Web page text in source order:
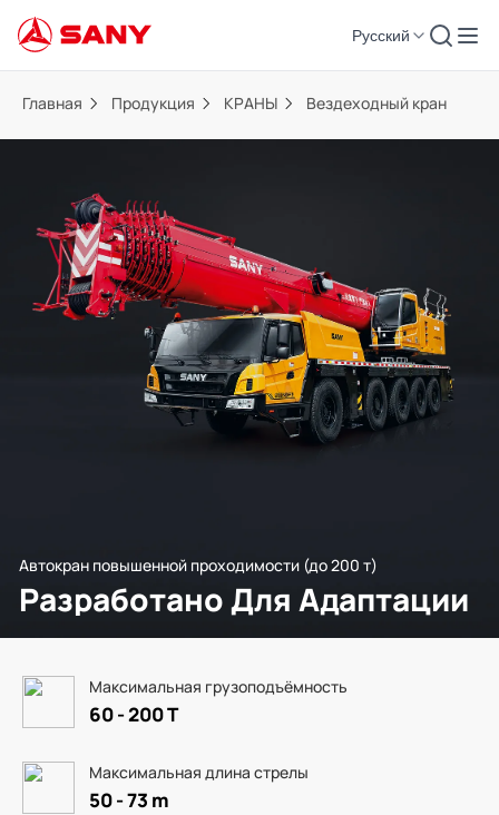
Русский
Главная Продукция КРАНЫ Вездеходный кран
Автокран повышенной проходимости (до 200 т)
Разработано Для Адаптации
Максимальная грузоподъёмность
60 - 200 T
Максимальная длина стрелы
50 - 73 m